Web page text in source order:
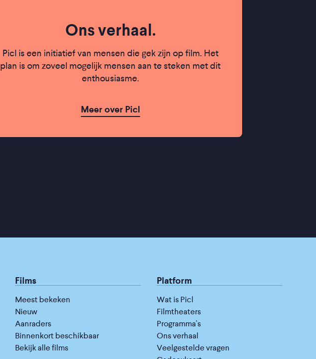
Ons verhaal.
Picl is een initiatief van mensen die gek zijn op film. Het
plan is om zoveel mogelijk mensen aan te steken met dit
enthousiasme.
Meer over Picl
Films
Meest bekeken
Nieuw
Aanraders
Binnenkort beschikbaar
Bekijk alle films
Platform
Wat is Picl
Filmtheaters
Programma's
Ons verhaal
Veelgestelde vragen